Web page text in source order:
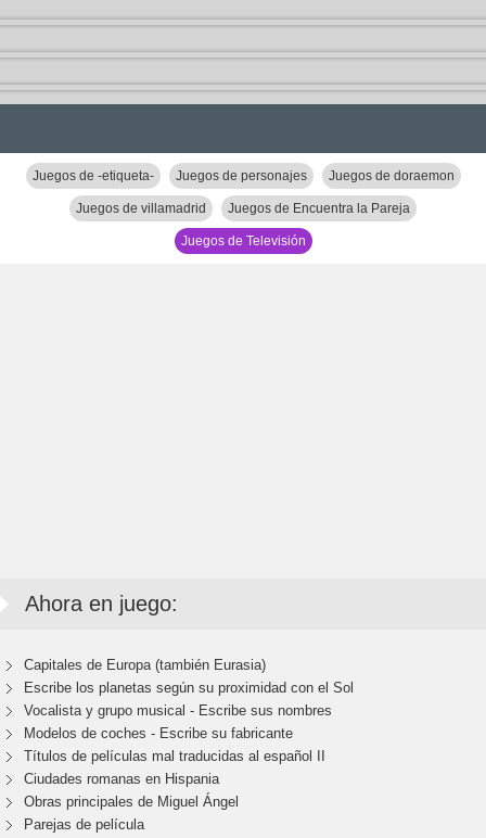
Juegos de -etiqueta- Juegos de personajes Juegos de doraemon
Juegos de villamadrid Juegos de Encuentra la Pareja
Juegos de Televisión
Ahora en juego:
Capitales de Europa (también Eurasia)
Escribe los planetas según su proximidad con el Sol
Vocalista y grupo musical - Escribe sus nombres
Modelos de coches - Escribe su fabricante
Títulos de películas mal traducidas al español II
Ciudades romanas en Hispania
Obras principales de Miguel Ángel
Parejas de película